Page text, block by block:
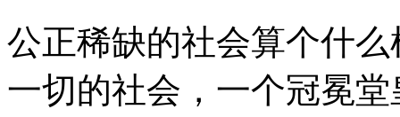
公正稀缺的社会算个什
一切的社会，一个冠冕